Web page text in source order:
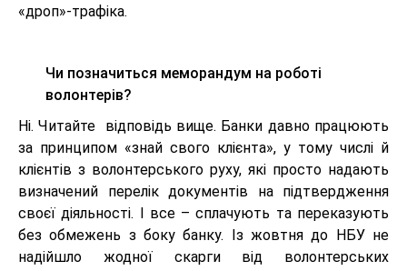
«дроп»-трафіка.
Чи позначиться меморандум на роботі
волонтерів?
Ні. Читайте відповідь вище. Банки давно працюють
за принципом «знай свого клієнта», у тому числі й
клієнтів з волонтерського руху, які просто надають
визначений перелік документів на підтвердження
своєї діяльності. І все – сплачують та переказують
без обмежень з боку банку. Із жовтня до НБУ не
надійшло жодної скарги від волонтерських